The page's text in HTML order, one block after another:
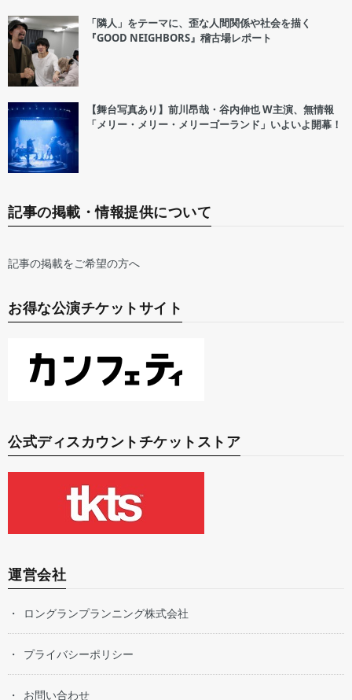
「隣人」をテーマに、歪な人間関係や社会を描く
『GOOD NEIGHBORS』稽古場レポート
【舞台写真あり】前川昂哉・谷内伸也 W主演、無情報
「メリー・メリー・メリーゴーランド」いよいよ開幕！
記事の掲載・情報提供について
記事の掲載をご希望の方へ
お得な公演チケットサイト
公式ディスカウントチケットストア
運営会社
ロングランプランニング株式会社
プライバシーポリシー
お問い合わせ